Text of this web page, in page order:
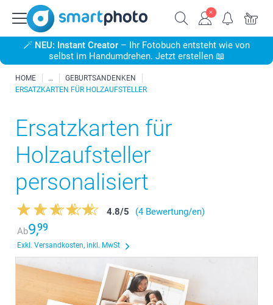
🪄 NEU: Instant Creator – Ihr Fotobuch entsteht wie von
selbst im Handumdrehen. Jetzt erstellen 📖
HOME
GEBURTSANDENKEN
ERSATZKARTEN FÜR HOLZAUFSTELLER
Ersatzkarten für
Holzaufsteller
personalisiert
4.8/5
(4 Bewertung/en)
Ab9,99
Exkl. Versandkosten, inkl. MwSt